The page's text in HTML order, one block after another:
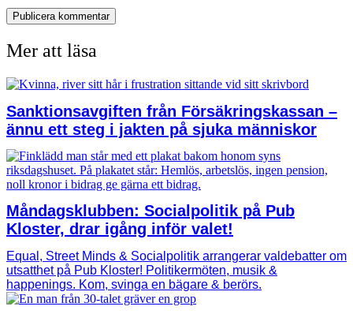
Mer att läsa
Sanktionsavgiften från Försäkringskassan –
ännu ett steg i jakten på sjuka människor
Måndagsklubben: Socialpolitik på Pub
Kloster, drar igång inför valet!
Equal, Street Minds & Socialpolitik arrangerar valdebatter om
utsatthet på Pub Kloster! Politikermöten, musik &
happenings. Kom, svinga en bägare & berörs.